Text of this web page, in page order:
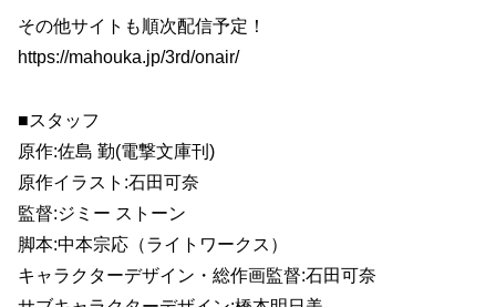
その他サイトも順次配信予定！
https://mahouka.jp/3rd/onair/
■スタッフ
原作:佐島 勤(電撃文庫刊)
原作イラスト:石田可奈
監督:ジミー ストーン
脚本:中本宗応（ライトワークス）
キャラクターデザイン・総作画監督:石田可奈